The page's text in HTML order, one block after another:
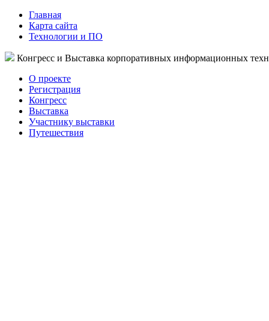
Главная
Карта сайта
Технологии и ПО
Конгресс и Выставка корпоративных информационных
О проекте
Регистрация
Конгресс
Выставка
Участнику выставки
Путешествия